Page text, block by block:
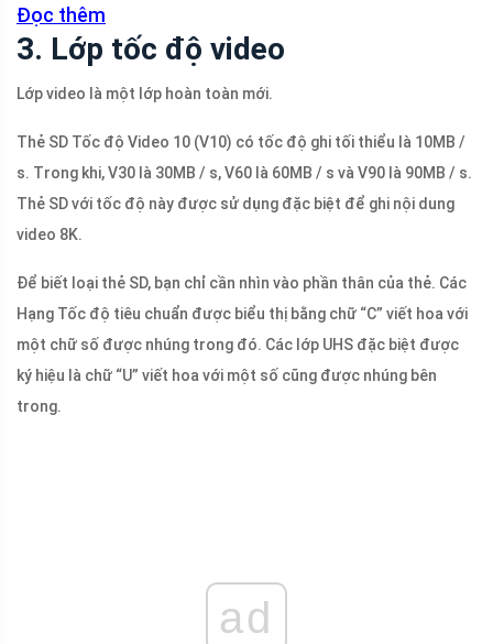
Đọc thêm
3. Lớp tốc độ video
Lớp video là một lớp hoàn toàn mới.
Thẻ SD Tốc độ Video 10 (V10) có tốc độ ghi tối thiểu là 10MB /
s. Trong khi, V30 là 30MB / s, V60 là 60MB / s và V90 là 90MB / s.
Thẻ SD với tốc độ này được sử dụng đặc biệt để ghi nội dung
video 8K.
Để biết loại thẻ SD, bạn chỉ cần nhìn vào phần thân của thẻ. Các
Hạng Tốc độ tiêu chuẩn được biểu thị bằng chữ “C” viết hoa với
một chữ số được nhúng trong đó. Các lớp UHS đặc biệt được
ký hiệu là chữ “U” viết hoa với một số cũng được nhúng bên
trong.
ad